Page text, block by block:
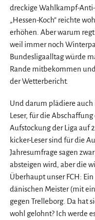
dreckige Wahlkampf-
„Hessen-Koch“ reichte
erhöhen. Aber warum
weil immer noch
Bundesligaalltag würde
Rande mitbekommen
der Wetterbericht.
Und darum plädiere auch
Leser, für die
Aufstockung der Liga auf
kicker-Leser sind für die
Jahresumfrage sagen
absteigen wird, aber die
Überhaupt unser FCH:
dänischen Meister (mit
gegen Trelleborg. Da hat
wohl gelohnt? Ich werde